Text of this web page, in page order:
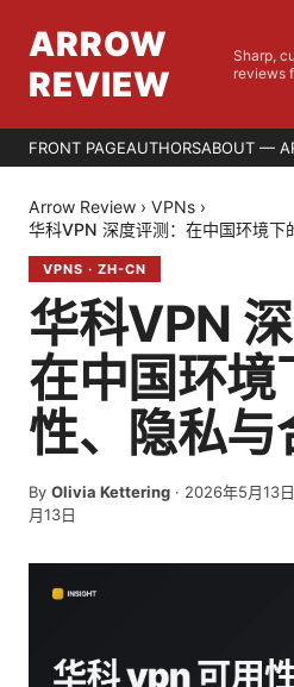
ARROW
REVIEW
Sharp,
reviews
FRONT PAGEAUTHORSABOUT —
Arrow Review › VPNs ›
华科VPN 深度评测：在中国环境下
VPNS · ZH-CN
华科VPN 深
在中国环境
性、隐私与
By Olivia Kettering · 2026年5月13日
月13日